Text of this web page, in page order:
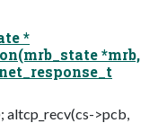
*
*mrb,
altcp_recv(cs->pcb,